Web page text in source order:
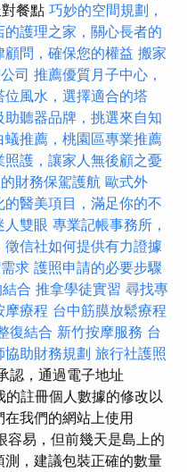
餐點 巧妙的空間規劃，
的護理之家，關心長者的
問，確保您的權益 搬家
司 推薦優質月子中心，
位風水，選擇適合的塔
助聽器品牌，挑選來自知
蟻推薦，桃園區專業推薦
護，讓家人無後顧之憂
財務保駕護航 歐式外
的醫美項目，滿足你的不
人雙眼 專業記帳事務所，
徵信社如何提供有力證據
求 護照申請的必要步驟
合 推拿學徒實習 尋找專
摩療程 台中筋膜放鬆療程
復結合 新竹按摩服務 台
協助財務規劃 旅行社護照
認，通過電子地址
的註冊個人數據的修改以
我們的網站上使用
易，但前幾天是島上的
，建議包裝正確的數量